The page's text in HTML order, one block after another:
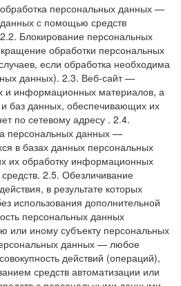
персональных данных —
с помощью средств
2.2. Блокирование персональных
обработки персональных
если обработка необходима
данных). 2.3. Веб-сайт —
и информационных материалов, а
баз данных, обеспечивающих их
по сетевому адресу . 2.4.
персональных данных —
в базах данных персональных
их обработку информационных
2.5. Обезличивание
в результате которых
использования дополнительной
персональных данных
или иному субъекту персональных
данных — любое
действий (операций),
средств автоматизации или